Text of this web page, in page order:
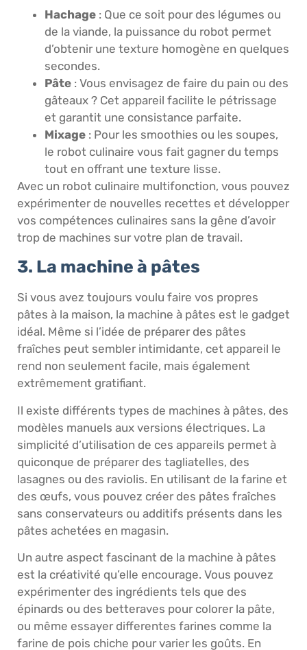
Hachage : Que ce soit pour des légumes ou
de la viande, la puissance du robot permet
d’obtenir une texture homogène en quelques
secondes.
Pâte : Vous envisagez de faire du pain ou des
gâteaux ? Cet appareil facilite le pétrissage
et garantit une consistance parfaite.
Mixage : Pour les smoothies ou les soupes,
le robot culinaire vous fait gagner du temps
tout en offrant une texture lisse.
Avec un robot culinaire multifonction, vous pouvez
expérimenter de nouvelles recettes et développer
vos compétences culinaires sans la gêne d’avoir
trop de machines sur votre plan de travail.
3. La machine à pâtes
Si vous avez toujours voulu faire vos propres
pâtes à la maison, la machine à pâtes est le gadget
idéal. Même si l’idée de préparer des pâtes
fraîches peut sembler intimidante, cet appareil le
rend non seulement facile, mais également
extrêmement gratifiant.
Il existe différents types de machines à pâtes, des
modèles manuels aux versions électriques. La
simplicité d’utilisation de ces appareils permet à
quiconque de préparer des tagliatelles, des
lasagnes ou des raviolis. En utilisant de la farine et
des œufs, vous pouvez créer des pâtes fraîches
sans conservateurs ou additifs présents dans les
pâtes achetées en magasin.
Un autre aspect fascinant de la machine à pâtes
est la créativité qu’elle encourage. Vous pouvez
expérimenter des ingrédients tels que des
épinards ou des betteraves pour colorer la pâte,
ou même essayer differentes farines comme la
farine de pois chiche pour varier les goûts. En